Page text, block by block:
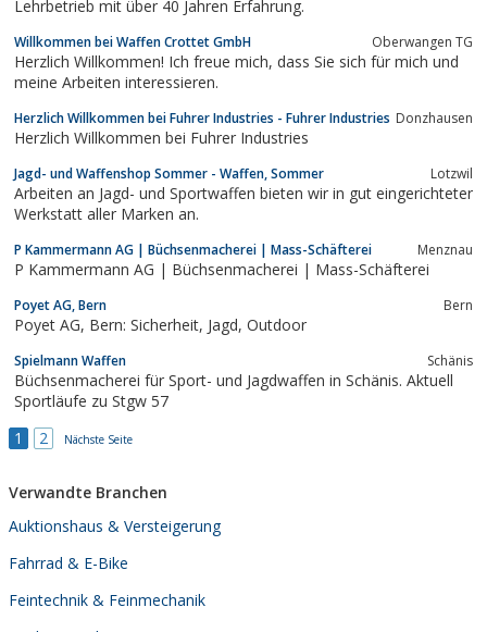
Lehrbetrieb mit über 40 Jahren Erfahrung.
Willkommen bei Waffen Crottet GmbH Oberwangen TG
Herzlich Willkommen! Ich freue mich, dass Sie sich für mich und
meine Arbeiten interessieren.
Herzlich Willkommen bei Fuhrer Industries - Fuhrer Industries Donzhausen
Herzlich Willkommen bei Fuhrer Industries
Jagd- und Waffenshop Sommer - Waffen, Sommer Lotzwil
Arbeiten an Jagd- und Sportwaffen bieten wir in gut eingerichteter
Werkstatt aller Marken an.
P Kammermann AG | Büchsenmacherei | Mass-Schäfterei Menznau
P Kammermann AG | Büchsenmacherei | Mass-Schäfterei
Poyet AG, Bern Bern
Poyet AG, Bern: Sicherheit, Jagd, Outdoor
Spielmann Waffen Schänis
Büchsenmacherei für Sport- und Jagdwaffen in Schänis. Aktuell
Sportläufe zu Stgw 57
1
2 Nächste Seite
Verwandte Branchen
Auktionshaus & Versteigerung
Fahrrad & E-Bike
Feintechnik & Feinmechanik